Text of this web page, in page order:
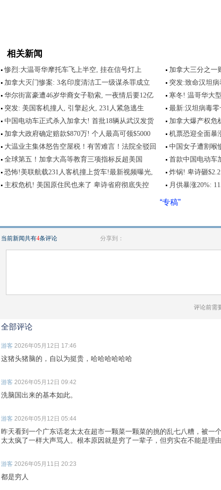
相关新闻
惨烈:大温哥华摩托车飞上半空, 挂在信号灯上
加拿大三分之一
加拿大灭门惨案: 3名印度清洁工一级谋杀罪成立
突发:致命汉坦
华尔街富豪遭46岁华裔女子勒索, 一夜情后要12亿
寒冬! 温哥华大
突发: 美国客机撞人, 引擎起火, 231人紧急逃生
最新:汉坦病毒
中国电动车正式杀入加拿大! 首批18辆从武汉发货
加拿大爆产权危
加拿大政府确定赔款$870万! 个人最高可领$5000
机票恐迎全面暴
大温业主集体怒告空屋税！有苦难言！法院全驳回
中国女子遭割喉
全球第五！加拿大高等教育三项指标反超美国
首款中国电动车
恐怖!美联航载231人客机撞上货车!最新视频曝光,
炸锅! 卑诗砸
主权危机! 美国原住民也来了 卑诗省府彻底失控
月供暴涨20%:
“专稿”
当前新闻共有4条评论 分享到：
评论前需
全部评论
游客 2026年05月12日 17:46
这猪头猪脑的，自以为挺贵，哈哈哈哈哈哈
游客 2026年05月12日 09:42
洗脑国出来的基本如此。
游客 2026年05月12日 05:44
昨天看到一个广东话老太太在超市一颗菜一颗菜的挑的乱七八糟，被一
太太疯了一样大声骂人。根本原因就是穷了一辈子，但穷实在不能是理
游客 2026年05月11日 20:23
都是穷人